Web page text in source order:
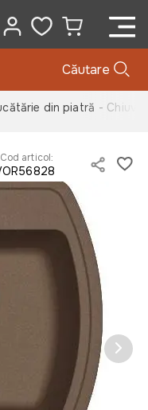
Căutare
din piatră -
Cod articol: